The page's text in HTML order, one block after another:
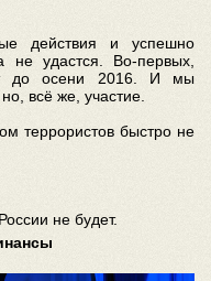
действия и успешно
удастся. Во-первых,
до осени 2016. И мы
всё же, участие.
террористов быстро не
не будет.